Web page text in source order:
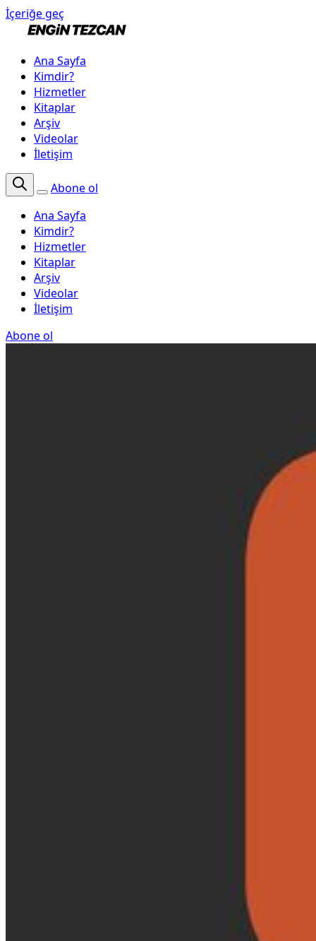
İçeriğe geç
Ana Sayfa
Kimdir?
Hizmetler
Kitaplar
Arşiv
Videolar
İletişim
Abone ol
Ana Sayfa
Kimdir?
Hizmetler
Kitaplar
Arşiv
Videolar
İletişim
Abone ol